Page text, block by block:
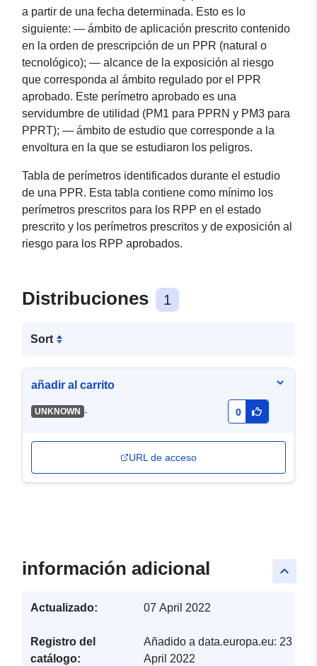
Pirineos Atlánticos
a partir de una fecha determinada. Esto es lo
siguiente: — ámbito de aplicación prescrito contenido
en la orden de prescripción de un PPR (natural o
tecnológico); — alcance de la exposición al riesgo
que corresponda al ámbito regulado por el PPR
aprobado. Este perímetro aprobado es una
servidumbre de utilidad (PM1 para PPRN y PM3 para
PPRT); — ámbito de estudio que corresponde a la
envoltura en la que se estudiaron los peligros.
Tabla de perímetros identificados durante el estudio
de una PPR. Esta tabla contiene como mínimo los
perímetros prescritos para los RPP en el estado
prescrito y los perímetros prescritos y de exposición al
riesgo para los RPP aprobados.
Distribuciones 1
Sort
añadir al carrito
UNKNOWN - 0
URL de acceso
keyboard_arrow_up
información adicional
Actualizado: 07 April 2022
Registro del
catálogo:
Añadido a data.europa.eu: 23
April 2022